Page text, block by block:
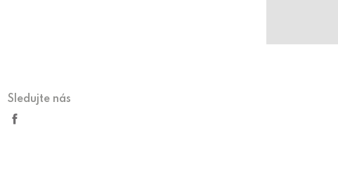
Sledujte nás